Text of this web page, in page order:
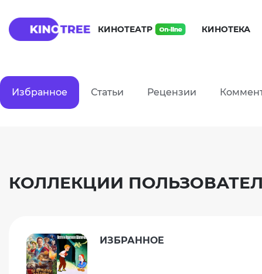
КИНОТЕАТР КИНОТЕКА
Избранное Статьи Рецензии
КОЛЛЕКЦИИ
ИЗБРАННОЕ